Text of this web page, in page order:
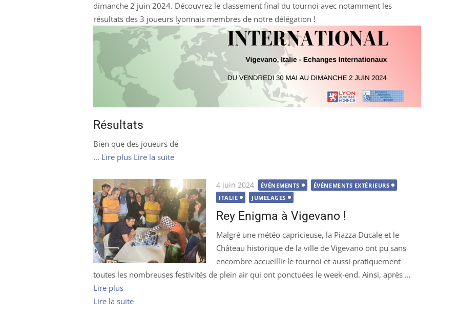
dimanche 2 juin 2024. Découvrez le classement final du tournoi avec notamment les
résultats des 3 joueurs lyonnais membres de notre délégation !
Résultats
Bien que des joueurs de
… Lire plus Lire la suite
Publié
le
4 juin 2024 ÉVÉNEMENTS
ÉVÉNEMENTS EXTÉRIEURS
ITALIE
JUMELAGES
Rey Enigma à Vigevano !
Malgré une météo capricieuse, la Piazza Ducale et le
Château historique de la ville de Vigevano ont pu sans
encombre accueillir le tournoi et aussi pratiquement
toutes les nombreuses festivités de plein air qui ont ponctuées le week-end. Ainsi, après …
Lire plus
Lire la suite